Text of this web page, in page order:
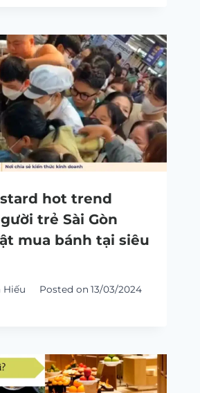
hot trend
trẻ Sài Gòn
mua bánh tại siêu
Hiếu Posted on 13/03/2024